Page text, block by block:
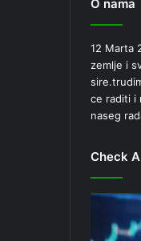
O nama
12 Marta
zemlje i
ce raditi i
naseg
Check